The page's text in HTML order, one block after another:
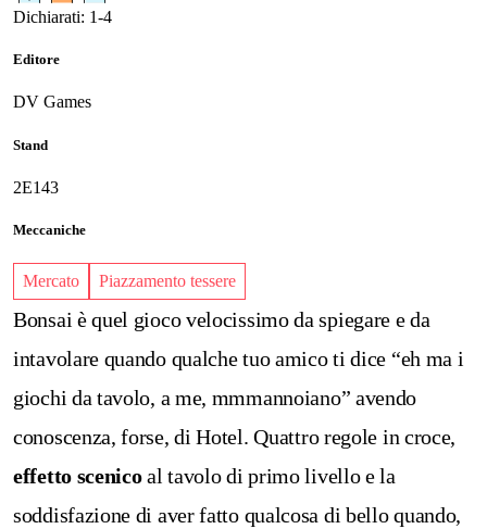
Dichiarati: 1-4
Editore
DV Games
Stand
2E143
Meccaniche
Mercato Piazzamento tessere
Bonsai è quel gioco velocissimo da spiegare e da
intavolare quando qualche tuo amico ti dice “eh ma i
giochi da tavolo, a me, mmmannoiano” avendo
conoscenza, forse, di Hotel.Quattro regole in croce,
effetto scenicoal tavolo di primo livello e la
soddisfazione di aver fatto qualcosa di bello quando,